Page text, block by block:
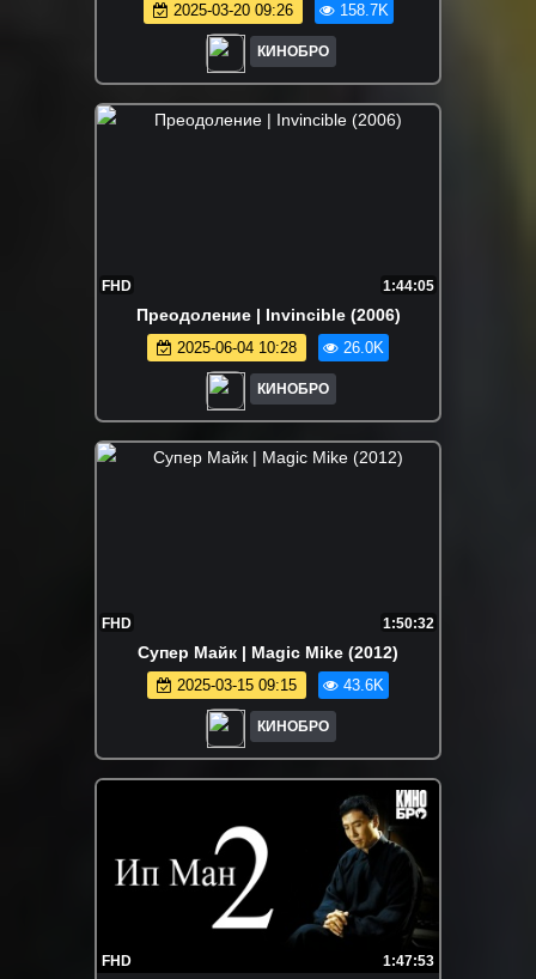
2025-03-20 09:26 158.7K
КИНОБРО
FHD 1:44:05
Преодоление | Invincible (2006)
2025-06-04 10:28 26.0K
КИНОБРО
FHD 1:50:32
Супер Майк | Magic Mike (2012)
2025-03-15 09:15 43.6K
КИНОБРО
FHD 1:47:53